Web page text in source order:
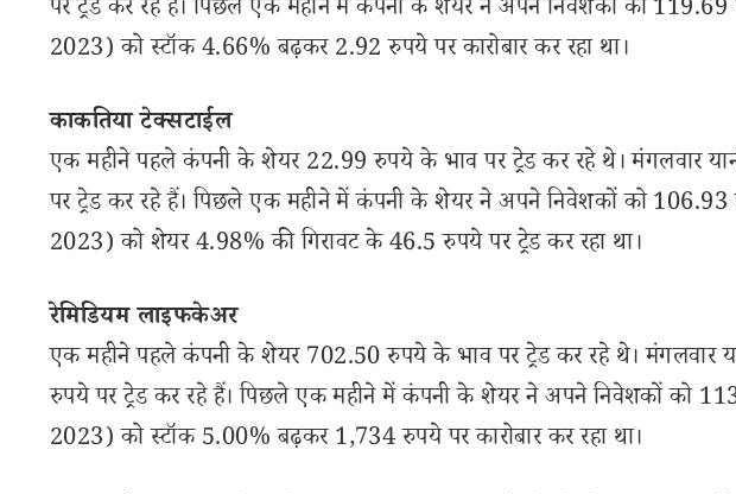
पर ट्रेड कर रहे हैं। पिछले एक महीने में कंपनी के शेयर ने अपने निवेशकों को 119.69
2023) को स्टॉक 4.66% बढ़कर 2.92 रुपये पर कारोबार कर रहा था।
काकतिया टेक्सटाईल
एक महीने पहले कंपनी के शेयर 22.99 रुपये के भाव पर ट्रेड कर रहे थे। मंगलवार
पर ट्रेड कर रहे हैं। पिछले एक महीने में कंपनी के शेयर ने अपने निवेशकों को 106.93
2023) को शेयर 4.98% की गिरावट के 46.5 रुपये पर ट्रेड कर रहा था।
रेमिडियम लाइफकेअर
एक महीने पहले कंपनी के शेयर 702.50 रुपये के भाव पर ट्रेड कर रहे थे।
रुपये पर ट्रेड कर रहे हैं। पिछले एक महीने में कंपनी के शेयर ने अपने निवेशकों को
2023) को स्टॉक 5.00% बढ़कर 1,734 रुपये पर कारोबार कर रहा था।